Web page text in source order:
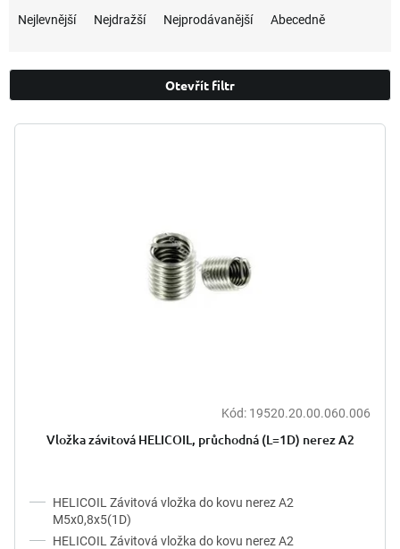
n
í
r
Nejlevnější Nejdražší Nejprodávanější Abecedně
Otevřít filtr
V
Kód: 19520.20.00.060.006
Vložka závitová HELICOIL, průchodná (L=1D) nerez A2
HELICOIL Závitová vložka do kovu nerez A2
M5x0,8x5(1D)
HELICOIL Závitová vložka do kovu nerez A2